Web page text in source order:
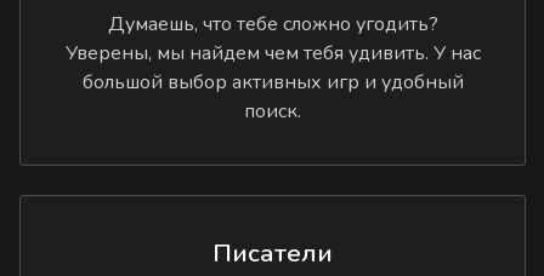
Думаешь, что тебе сложно угодить?
Уверены, мы найдем чем тебя удивить. У нас
большой выбор активных игр и удобный
поиск.
Писатели